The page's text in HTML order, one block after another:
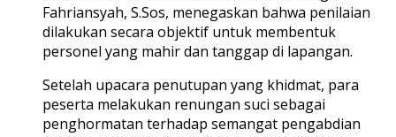
Fahriansyah, S.Sos, menegaskan bahwa penilaian
dilakukan secara objektif untuk membentuk
personel yang mahir dan tanggap di lapangan.
Setelah upacara penutupan yang khidmat, para
peserta melakukan renungan suci sebagai
penghormatan terhadap semangat pengabdian